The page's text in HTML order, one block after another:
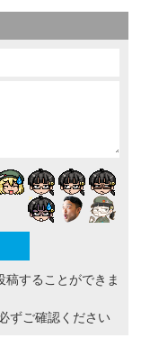
することができま
ずご確認ください